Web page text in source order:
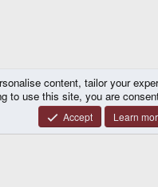
© 2010-2026 XenForo Ltd. |Certain add-on
content, tailor your
to use this site, you are
Accept Learn